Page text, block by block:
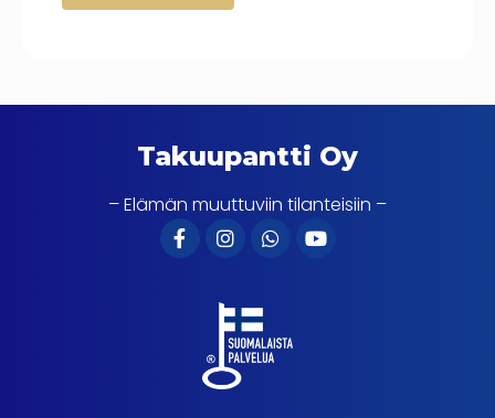
Takuupantti Oy
– Elämän muuttuviin tilanteisiin –